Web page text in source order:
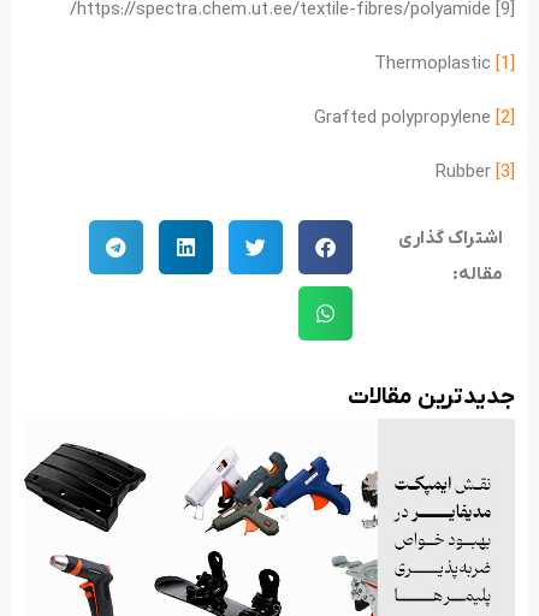
[9] https://spectra.chem.ut.ee/textile-fibres/polyamide/
[1]
[2]
[3]
اشتراک گذاری
مقاله:
جدید‌ترین مقالات